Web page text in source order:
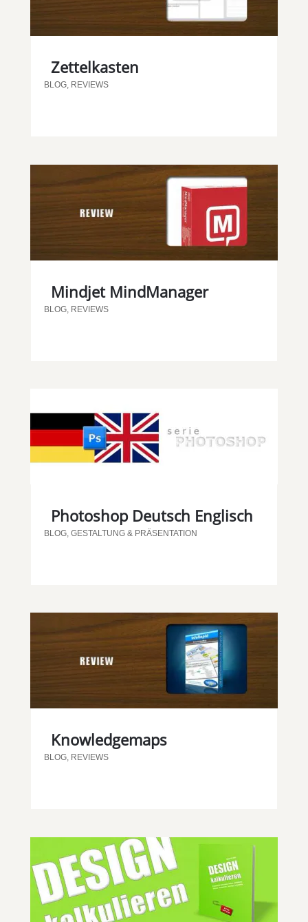
Zettelkasten
BLOG, REVIEWS
Mindjet MindManager
BLOG, REVIEWS
Photoshop Deutsch Englisch
BLOG, GESTALTUNG & PRÄSENTATION
Knowledgemaps
BLOG, REVIEWS